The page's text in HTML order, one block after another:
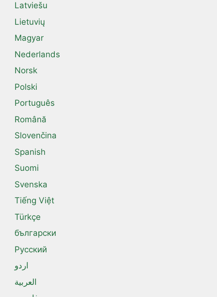
Latviešu
Lietuvių
Magyar
Nederlands
Norsk
Polski
Português
Română
Slovenčina
Spanish
Suomi
Svenska
Tiếng Việt
Türkçe
български
Русский
اردو
العربية